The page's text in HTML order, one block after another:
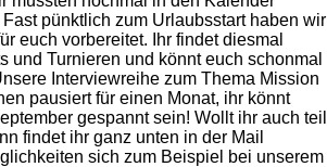
pünktlich zum Urlaubsstart haben wir
euch vorbereitet. Ihr findet diesmal
Turnieren und könnt euch schonmal
Interviewreihe zum Thema Mission
pausiert für einen Monat, ihr könnt
gespannt sein! Wollt ihr auch teil
findet ihr ganz unten in der Mail
sich zum Beispiel bei unserem